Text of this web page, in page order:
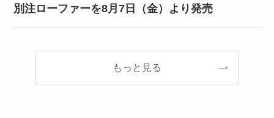
別注ローファーを8月7日（金）より発売
もっと見る